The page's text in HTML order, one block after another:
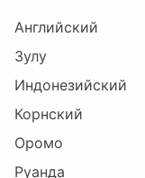
Английский
Зулу
Индонезийский
Корнский
Оромо
Руанда